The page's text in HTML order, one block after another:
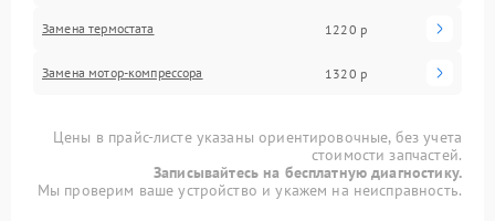
Замена термостата 1220 р
Замена мотор-компрессора 1320 р
Цены в прайс-листе указаны ориентировочные, без учета
стоимости запчастей.
Записывайтесь на бесплатную диагностику.
Мы проверим ваше устройство и укажем на неисправность.